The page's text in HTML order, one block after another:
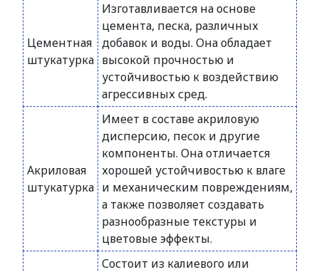
Цементная
штукатурка
Изготавливается на основе
цемента, песка, различных
добавок и воды. Она обладает
высокой прочностью и
устойчивостью к воздействию
агрессивных сред.
Акриловая
штукатурка
Имеет в составе акриловую
дисперсию, песок и другие
компоненты. Она отличается
хорошей устойчивостью к влаге
и механическим повреждениям,
а также позволяет создавать
разнообразные текстуры и
цветовые эффекты.
Состоит из калиевого или